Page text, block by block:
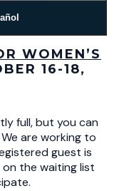
WOMEN’S
16-18,
full, but you can
are working to
guest is
the waiting list